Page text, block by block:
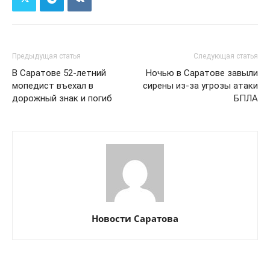
Предыдущая статья
В Саратове 52-летний
мопедист въехал в
дорожный знак и погиб
Следующая статья
Ночью в Саратове завыли
сирены из-за угрозы атаки
БПЛА
Новости Саратова